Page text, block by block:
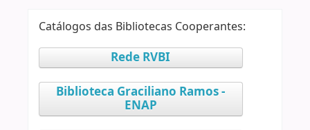
Catálogos das Bibliotecas Cooperantes:
Rede RVBI
Biblioteca Graciliano Ramos -
ENAP